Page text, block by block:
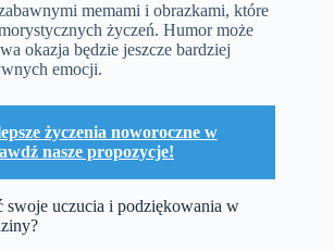
memami i obrazkami, które
życzeń. Humor może
okazja będzie jeszcze bardziej
emocji.
życzenia noworoczne w
nasze propozycje!
swoje uczucia i podziękowania w